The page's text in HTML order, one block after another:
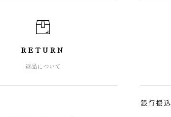
RETURN
返品について
銀行振込